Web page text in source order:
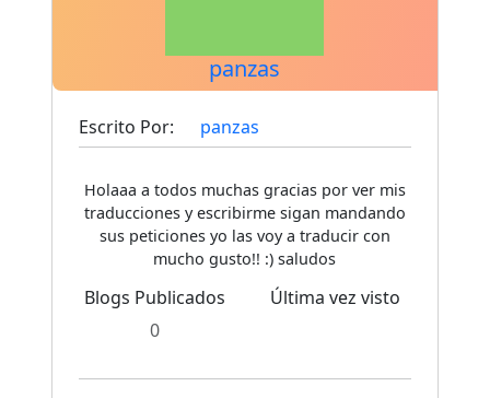
panzas
Escrito Por: panzas
Holaaa a todos muchas gracias por ver mis
traducciones y escribirme sigan mandando
sus peticiones yo las voy a traducir con
mucho gusto!! :) saludos
Blogs Publicados
0
Última vez visto